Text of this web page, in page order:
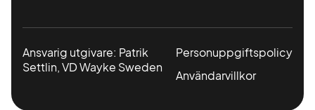
Ansvarig utgivare: Patrik
Settlin, VD Wayke Sweden
Personuppgiftspolicy
Användarvillkor